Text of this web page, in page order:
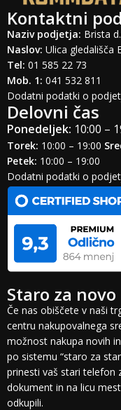
Kontaktni
Naziv podjetja: Brista
Naslov: Ulica gledališča
Tel: 01 585 22 73
Mob. 1: 041 532 811
Dodatni podatki o
Delovni čas
Ponedeljek: 10:00 –
Torek: 10:00 – 19:00
Petek: 10:00 – 19:00
Dodatni podatki o
Staro za novo
Če nas obiščete v naši
centru nakupovalnega
možnost nakupa novih
po sistemu “staro za
prinesti vaš stari telefon
dokument in na licu
odkupili.